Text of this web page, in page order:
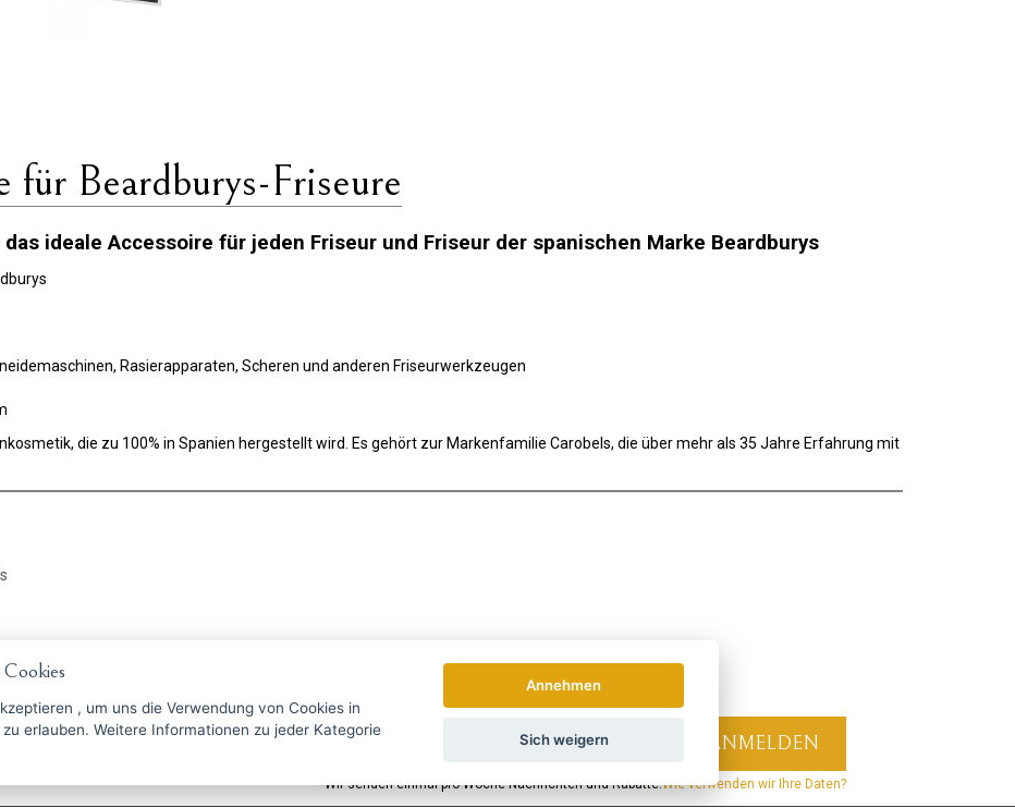
Beardburys-Friseure
ideale Accessoire für jeden Friseur und Friseur der spanischen Marke Beardburys
Rasierapparaten, Scheren und anderen Friseurwerkzeugen
die zu 100% in Spanien hergestellt wird. Es gehört zur Markenfamilie Carobels, die über mehr als 35 Jahre Erfahrung mit
Angebote rechtzeitig ...
Wir senden einmal pro Woche Nachrichten und Rabatte.Wie verwenden wir Ihre Daten?
, um uns die Verwendung von Cookies in
zu jeder Kategorie
Annehmen
Sich weigern